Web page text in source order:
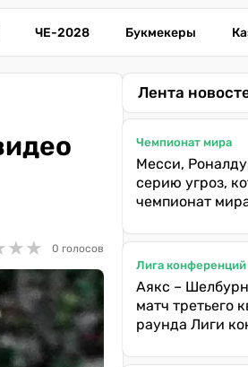
ЧЕ-2028 Букмекеры
★★
★★ 0 голосов
Лента
Чемпионат мира
Месси,
серию угроз,
чемпионат
Лига конференций
Аякс –
матч третьего
раунда Лиги